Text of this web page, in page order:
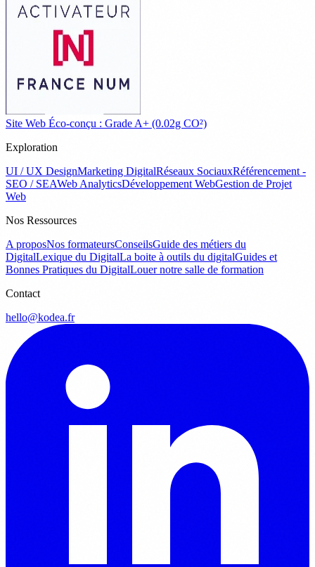
Site Web Éco-conçu : Grade A+ (0.02g CO²)
Exploration
UI / UX DesignMarketing DigitalRéseaux SociauxRéférencement -
SEO / SEAWeb AnalyticsDéveloppement WebGestion de Projet
Web
Nos Ressources
A proposNos formateursConseilsGuide des métiers du
DigitalLexique du DigitalLa boite à outils du digitalGuides et
Bonnes Pratiques du DigitalLouer notre salle de formation
Contact
hello@kodea.fr